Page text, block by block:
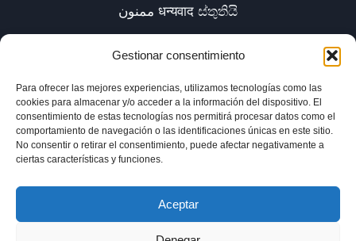
Gestionar consentimiento
Para ofrecer las mejores experiencias, utilizamos tecnologías como las
cookies para almacenar y/o acceder a la información del dispositivo. El
consentimiento de estas tecnologías nos permitirá procesar datos como el
comportamiento de navegación o las identificaciones únicas en este sitio.
No consentir o retirar el consentimiento, puede afectar negativamente a
ciertas características y funciones.
Aceptar
ممنون धन्यवाद ස්තුතියි
Inicio Biblioteca Parábolas TV
Comunidad
Esencia
Blog
Política de privacidad
Aviso legal
Política de cookies (UE)